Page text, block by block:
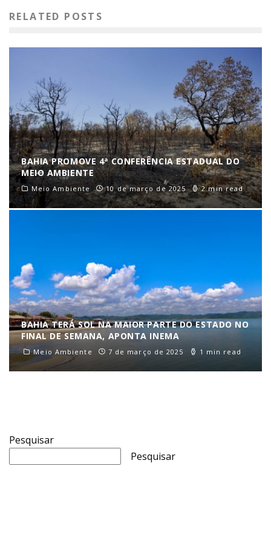
RELATED POSTS
BAHIA PROMOVE 4ª CONFERÊNCIA ESTADUAL DO
MEIO AMBIENTE
Meio Ambiente 10 de março de 2025 2 min read
BAHIA TERÁ SOL NA MAIOR PARTE DO ESTADO NO
FINAL DE SEMANA, APONTA INEMA
Meio Ambiente 7 de março de 2025 1 min read
Pesquisar
Pesquisar